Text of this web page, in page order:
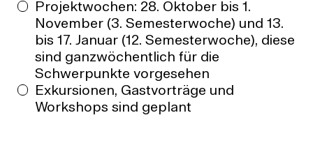
Projektwochen: 28. Oktober bis 1.
November (3. Semesterwoche) und 13.
bis 17. Januar (12. Semesterwoche), diese
sind ganzwöchentlich für die
Schwerpunkte vorgesehen
Exkursionen, Gastvorträge und
Workshops sind geplant